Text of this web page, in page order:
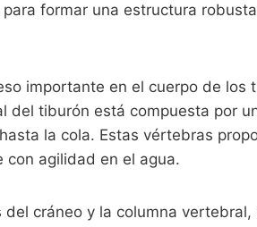
para formar una estructura
importante en el cuerpo de los
del tiburón está compuesta por
la cola. Estas vértebras
con agilidad en el agua.
del cráneo y la columna